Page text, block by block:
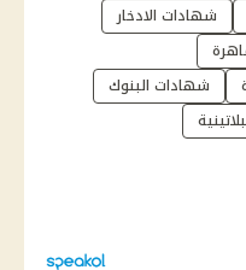
شهادات الادخار
شهادات البنوك